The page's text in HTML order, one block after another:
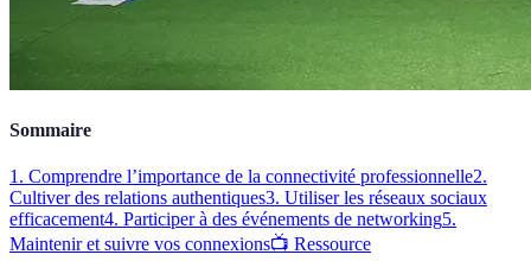
Sommaire
1. Comprendre l’importance de la connectivité professionnelle2.
Cultiver des relations authentiques3. Utiliser les réseaux sociaux
efficacement4. Participer à des événements de networking5.
Maintenir et suivre vos connexions📺 Ressource